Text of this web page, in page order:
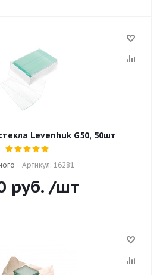
Levenhuk G50, 50шт
Артикул: 16281
руб. /шт